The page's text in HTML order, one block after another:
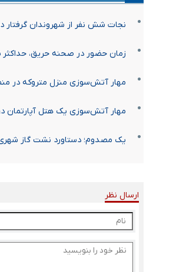
نجات شش نفر از شهروندان
زمان حضور در صحنه حریق، حداکثر ۵ و حداقل ۳ دقیقه است
مهار آتش‌سوزی منزل متروکه در
مهار آتش‌سوزی یک هتل آپارتمان در
یک مصدوم؛ دستاورد نشت گاز
ارسال نظر